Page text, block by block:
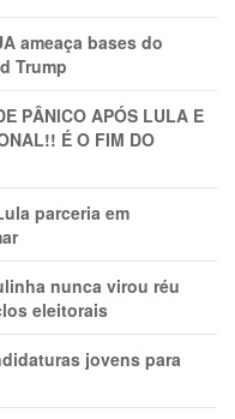
ameaça bases do
Trump
PÂNlCO APÓS LULA E
É O FIM DO
parceria em
nunca virou réu
eleitorais
jovens para